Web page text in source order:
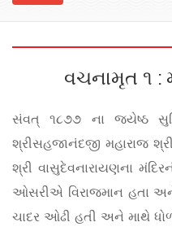
વચનામૃત ૧ :
સંવત્ ૧૮૭૭ ના જ્યેષ્ઠ
શ્રીસહજાનંદજી મહારાજ
શ્રી વાસુદેવનારાયણના
ઓસરીએ વિરાજમાન હતા
ચાદર ઓઢી હતી અને માથે